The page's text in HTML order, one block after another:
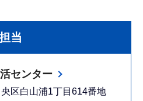
当
センター
区白山浦1丁目614番地